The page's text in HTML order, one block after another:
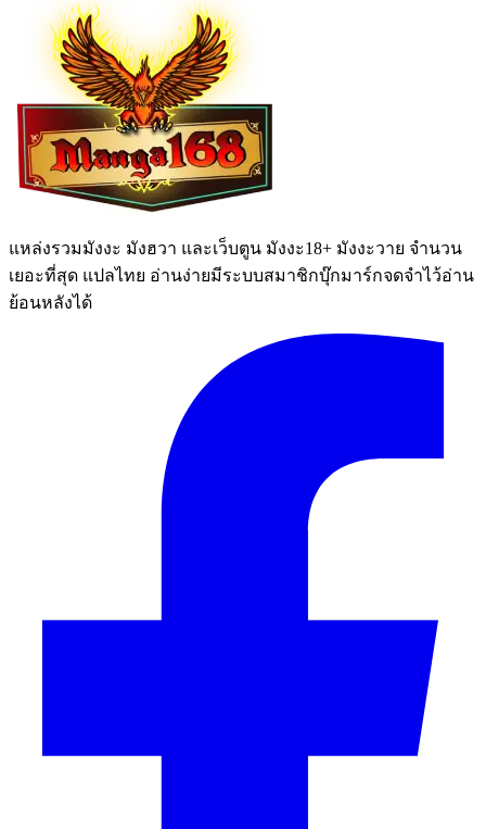
แหล่งรวมมังงะ มังฮวา และเว็บตูน มังงะ18+ มังงะวาย จำนวน
เยอะที่สุด แปลไทย อ่านง่ายมีระบบสมาชิกบุ๊กมาร์กจดจำไว้อ่าน
ย้อนหลังได้